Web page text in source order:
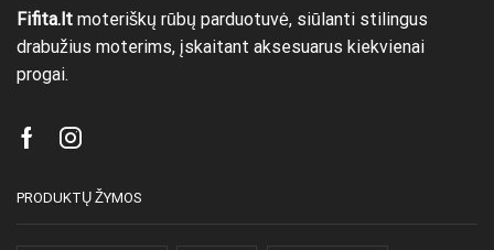
Fifita.lt moteriškų rūbų parduotuvė, siūlanti stilingus
drabužius moterims, įskaitant aksesuarus kiekvienai
progai.
FacebookInstagram
PRODUKTŲ ŽYMOS